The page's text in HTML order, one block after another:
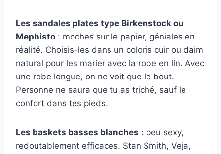
Les sandales plates type Birkenstock ou
Mephisto : moches sur le papier, géniales en
réalité. Choisis-les dans un coloris cuir ou daim
natural pour les marier avec la robe en lin. Avec
une robe longue, on ne voit que le bout.
Personne ne saura que tu as triché, sauf le
confort dans tes pieds.
Les baskets basses blanches : peu sexy,
redoutablement efficaces. Stan Smith, Veja,